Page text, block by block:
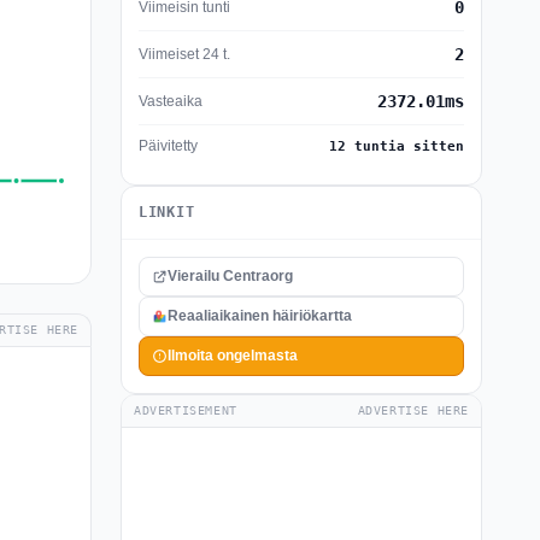
HERE
Viimeisin tunti 0
Viimeiset 24 t. 2
Vasteaika 2372.01ms
Päivitetty 12 tuntia sitten
LINKIT
Vierailu Centraorg
Reaaliaikainen häiriökartta
Ilmoita ongelmasta
ADVERTISEMENT ADVERTISE HERE